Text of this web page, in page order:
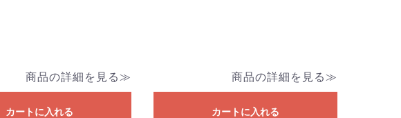
商品の詳細を見る≫
カートに入れる
商品の詳細を見る≫
カートに入れる